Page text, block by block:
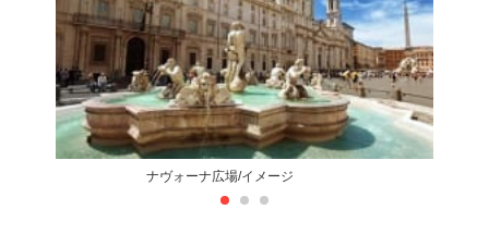
ナヴォーナ広場/イメージ